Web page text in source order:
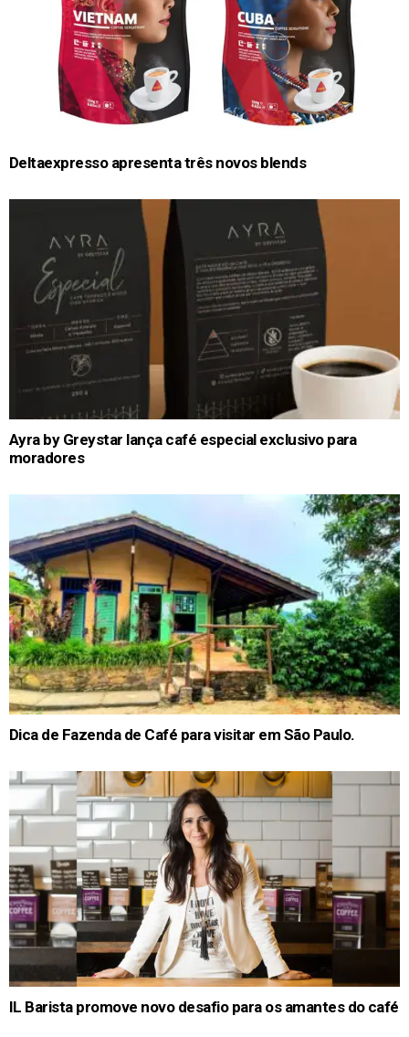
Deltaexpresso apresenta três novos blends
Ayra by Greystar lança café especial exclusivo para
moradores
Dica de Fazenda de Café para visitar em São Paulo.
IL Barista promove novo desafio para os amantes do café